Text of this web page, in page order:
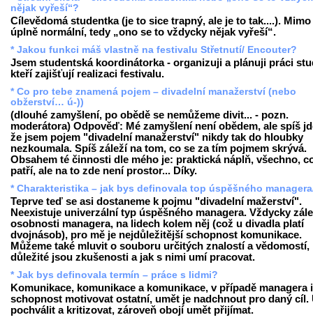
nějak vyřeší“?
Cílevědomá studentka (je to sice trapný, ale je to tak....).
úplně normální, tedy „ono se to vždycky nějak vyřeší“.
* Jakou funkci máš vlastně na festivalu Střetnutí/ Encouter?
Jsem studentská koordinátorka - organizuji a plánuji práci
kteří zajišťují realizaci festivalu.
* Co pro tebe znamená pojem – divadelní manažerství (nebo
obžerství… ú-))
(dlouhé zamyšlení, po obědě se nemůžeme divit... - pozn.
moderátora) Odpověď: Mé zamyšlení není obědem, ale spíš
že jsem pojem "divadelní manažerství" nikdy tak do hloubky
nezkoumala. Spíš záleží na tom, co se za tím pojmem skrývá.
Obsahem té činnosti dle mého je: praktická náplň, všechno,
patří, ale na to zde není prostor... Díky.
* Charakteristika – jak bys definovala top úspěšného
Teprve teď se asi dostaneme k pojmu "divadelní mažerství".
Neexistuje univerzální typ úspěšného managera. Vždycky
osobnosti managera, na lidech kolem něj (což u divadla platí
dvojnásob), pro mě je nejdůležitější schopnost komunikace.
Můžeme také mluvit o souboru určitých znalostí a vědomostí,
důležité jsou zkušenosti a jak s nimi umí pracovat.
* Jak bys definovala termín – práce s lidmi?
Komunikace, komunikace a komunikace, v případě managera i
schopnost motivovat ostatní, umět je nadchnout pro daný cíl.
pochválit a kritizovat, zároveň obojí umět přijímat.